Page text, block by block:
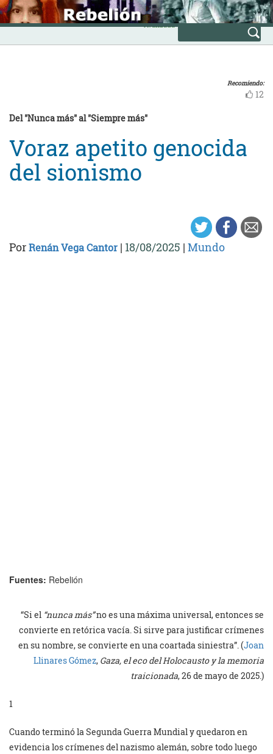
Skip
to
content
INICIO
Avanzada
Recomiendo:
12
Del "Nunca más" al "Siempre más"
Voraz apetito genocida
del sionismo
PorRenán Vega Cantor | 18/08/2025 | Mundo
Fuentes: Rebelión
“Si el “nunca más”no es una máxima universal, entonces se
convierte en retórica vacía. Si sirve para justificar crímenes
en su nombre, se convierte en una coartada siniestra”. (Joan
Llinares Gómez, Gaza, el eco del Holocausto y la memoria
traicionada, 26 de mayo de 2025.)
1
Cuando terminó la Segunda Guerra Mundial y quedaron en
evidencia los crímenes del nazismo alemán, sobre todo luego